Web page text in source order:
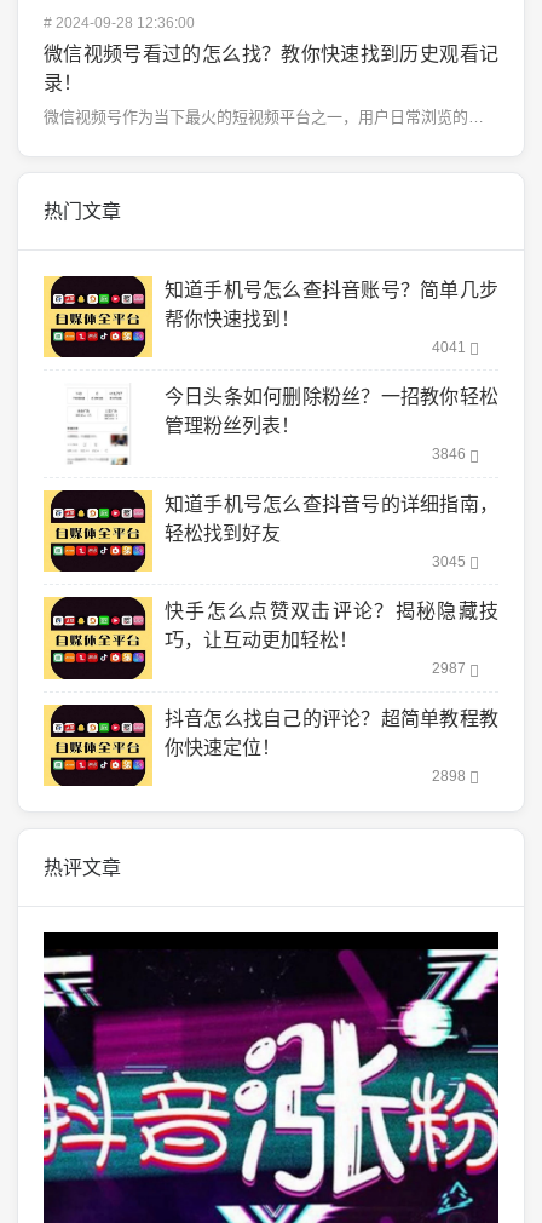
# 2024-09-28 12:36:00
微信视频号看过的怎么找？教你快速找到历史观看记
录！
热门文章
知道手机号怎么查抖音账号？简单几步
帮你快速找到！
4041
今日头条如何删除粉丝？一招教你轻松
管理粉丝列表！
3846
知道手机号怎么查抖音号的详细指南，
轻松找到好友
3045
快手怎么点赞双击评论？揭秘隐藏技
巧，让互动更加轻松！
2987
抖音怎么找自己的评论？超简单教程教
你快速定位！
2898
热评文章